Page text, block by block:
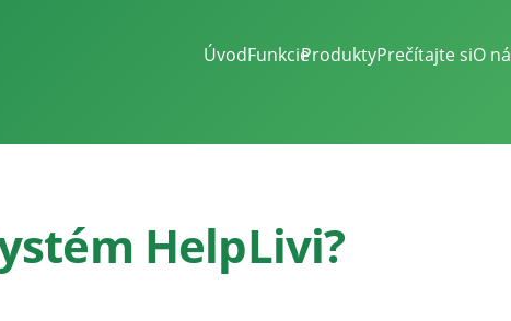
ÚvodFunkcieProduktyPrečítajte siO
HelpLivi?